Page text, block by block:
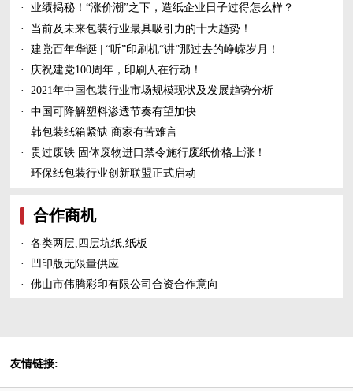
·
业绩揭秘！“涨价潮”之下，造纸企业日子过得怎么样？
·
当前及未来包装行业最具吸引力的十大趋势！
·
建党百年华诞 | “听”印刷机“讲”那过去的峥嵘岁月！
·
庆祝建党100周年，印刷人在行动！
·
2021年中国包装行业市场规模现状及发展趋势分析
·
中国可降解塑料渗透节奏有望加快
·
韩包装纸箱紧缺 商家有苦难言
·
贵过废铁 固体废物进口禁令施行废纸价格上涨！
·
环保纸包装行业创新联盟正式启动
合作商机
·
各类两层,四层坑纸,纸板
·
凹印版无限量供应
·
佛山市伟腾彩印有限公司合资合作意向
友情链接: